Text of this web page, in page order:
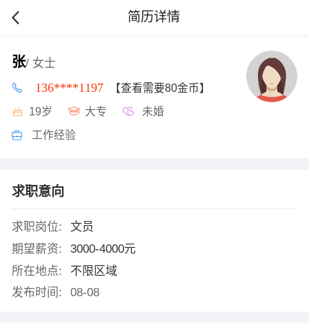
简历详情
张/ 女士
136****1197 【查看需要80金币】
19岁 大专 未婚
工作经验
求职意向
求职岗位:
文员
期望薪资:
3000-4000元
所在地点:
不限区域
发布时间:
08-08